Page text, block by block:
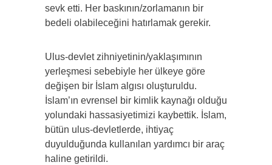
sevk etti. Her baskının/zorlamanın bir
bedeli olabileceğini hatırlamak gerekir.
Ulus-devlet zihniyetinin/yaklaşımının
yerleşmesi sebebiyle her ülkeye göre
değişen bir İslam algısı oluşturuldu.
İslam’ın evrensel bir kimlik kaynağı olduğu
yolundaki hassasiyetimizi kaybettik. İslam,
bütün ulus-devletlerde, ihtiyaç
duyulduğunda kullanılan yardımcı bir araç
haline getirildi.